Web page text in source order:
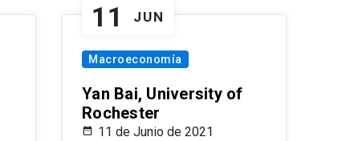
11 JUN
Macroeconomía
Yan Bai, University of
Rochester
11 de Junio de 2021